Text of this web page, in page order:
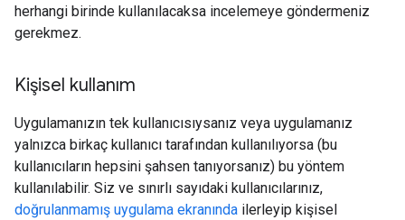
herhangi birinde kullanılacaksa incelemeye göndermeniz
gerekmez.
Kişisel kullanım
Uygulamanızın tek kullanıcısıysanız veya uygulamanız
yalnızca birkaç kullanıcı tarafından kullanılıyorsa (bu
kullanıcıların hepsini şahsen tanıyorsanız) bu yöntem
kullanılabilir. Siz ve sınırlı sayıdaki kullanıcılarınız,
doğrulanmamış uygulama ekranında ilerleyip kişisel